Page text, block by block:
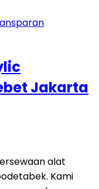
Jakarta
alat
Kami